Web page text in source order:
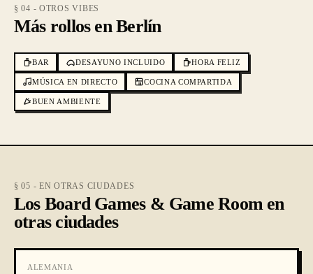
§ 04 - OTROS VIBES
Más rollos en Berlín
BAR DESAYUNO INCLUIDO HORA FELIZ
MÚSICA EN DIRECTO COCINA COMPARTIDA
BUEN AMBIENTE
§ 05 - EN OTRAS CIUDADES
Los Board Games & Game Room en
otras ciudades
ALEMANIA